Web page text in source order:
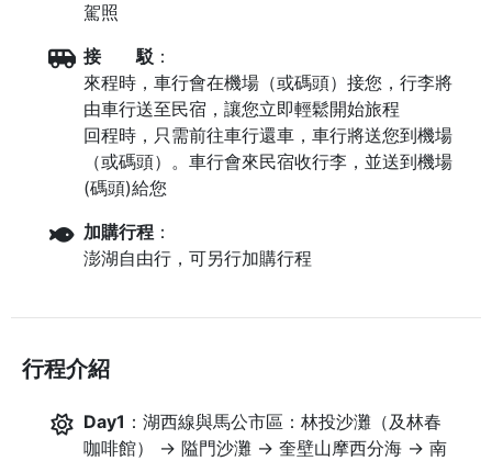
駕照
接 駁 ：
來程時，車行會在機場（或碼頭）接您，行李將
由車行送至民宿，讓您立即輕鬆開始旅程
回程時，只需前往車行還車，車行將送您到機場
（或碼頭）。車行會來民宿收行李，並送到機場
(碼頭)給您
加購行程 ：
澎湖自由行，可另行加購行程
行程介紹
Day1 ：湖西線與馬公市區：林投沙灘（及林春
咖啡館） → 隘門沙灘 → 奎壁山摩西分海 → 南